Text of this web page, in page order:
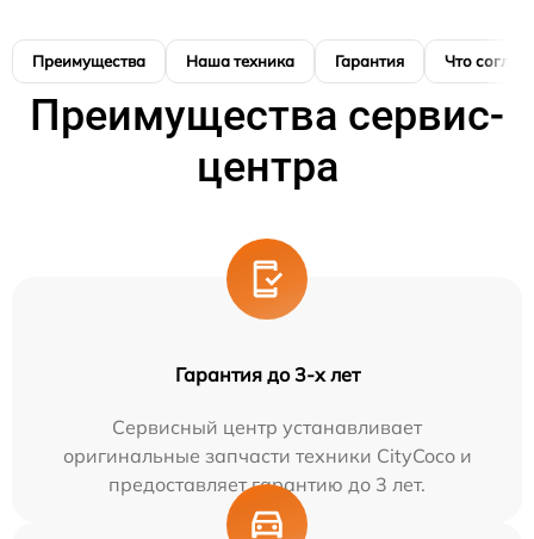
Преимущества Наша техника Гарантия Что
Преимущества сервис-
центра
Гарантия до 3-х лет
Сервисный центр устанавливает
оригинальные запчасти техники CityCoco и
предоставляет гарантию до 3 лет.